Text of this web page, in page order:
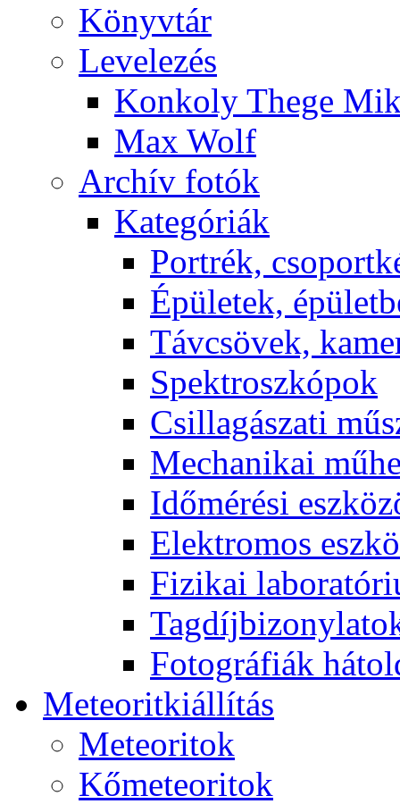
Könyv­tár
Le­ve­le­zés
Kon­koly The­ge
Max Wolf
Ar­chív fo­tók
Ka­te­gó­ri­ák
Port­rék,
Épü­le­tek,
Táv­csö­vek,
Spekt­rosz­kó­pok
Csil­la­gá­sza­ti
Me­cha­ni­kai
Idő­mé­ré­si
Elekt­ro­mos
Fi­zi­kai
Fo­tog­rá­fi­ák
Me­te­o­rit­ki­ál­lí­tás
Me­te­o­ri­tok
Kő­me­te­o­ri­tok